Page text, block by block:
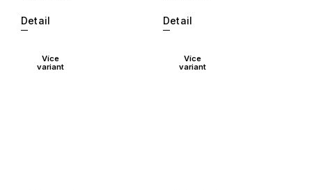
Detail Detail
Více
variant
Více
variant